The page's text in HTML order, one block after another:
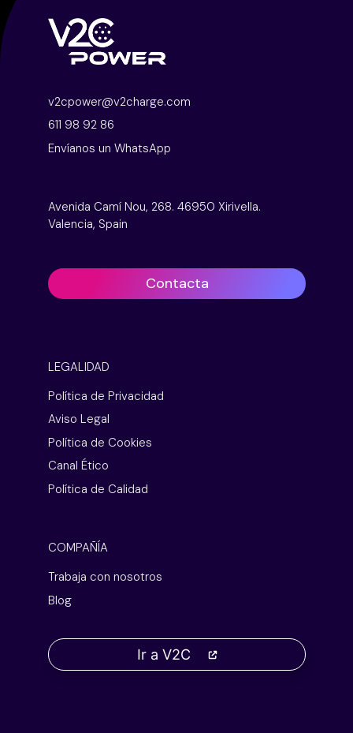
v2cpower@v2charge.com
611 98 92 86
Envíanos un WhatsApp
Avenida Camí Nou, 268. 46950 Xirivella.
Valencia, Spain
Contacta
LEGALIDAD
Política de Privacidad
Aviso Legal
Política de Cookies
Canal Ético
Política de Calidad
COMPAÑÍA
Trabaja con nosotros
Blog
Ir a V2C